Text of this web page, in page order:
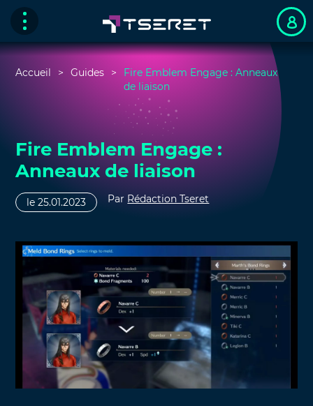
Accueil Guides
Fire Emblem Engage : Anneaux
de liaison
Fire Emblem Engage :
Anneaux de liaison
le 25.01.2023 Par Rédaction Tseret